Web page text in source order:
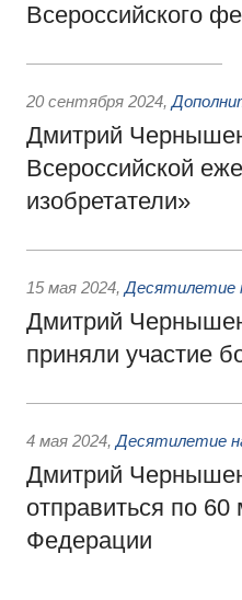
Всероссийского
20 сентября 2024,
Дмитрий
Всероссийской
изобретатели»
15 мая 2024, Десятилетие
Дмитрий
приняли участие
4 мая 2024, Десятилетие
Дмитрий
отправиться по
Федерации